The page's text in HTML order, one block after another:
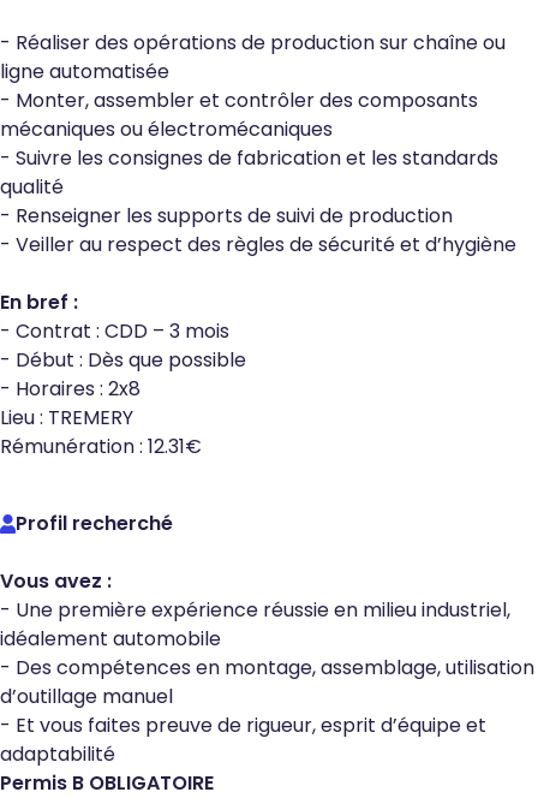
- Réaliser des opérations de production sur chaîne ou
ligne automatisée
- Monter, assembler et contrôler des composants
mécaniques ou électromécaniques
- Suivre les consignes de fabrication et les standards
qualité
- Renseigner les supports de suivi de production
- Veiller au respect des règles de sécurité et d’hygiène
En bref :
- Contrat : CDD – 3 mois
- Début : Dès que possible
- Horaires : 2x8
Lieu : TREMERY
Rémunération : 12.31€
Profil recherché
Vous avez :
- Une première expérience réussie en milieu industriel,
idéalement automobile
- Des compétences en montage, assemblage, utilisation
d’outillage manuel
- Et vous faites preuve de rigueur, esprit d’équipe et
adaptabilité
Permis B OBLIGATOIRE